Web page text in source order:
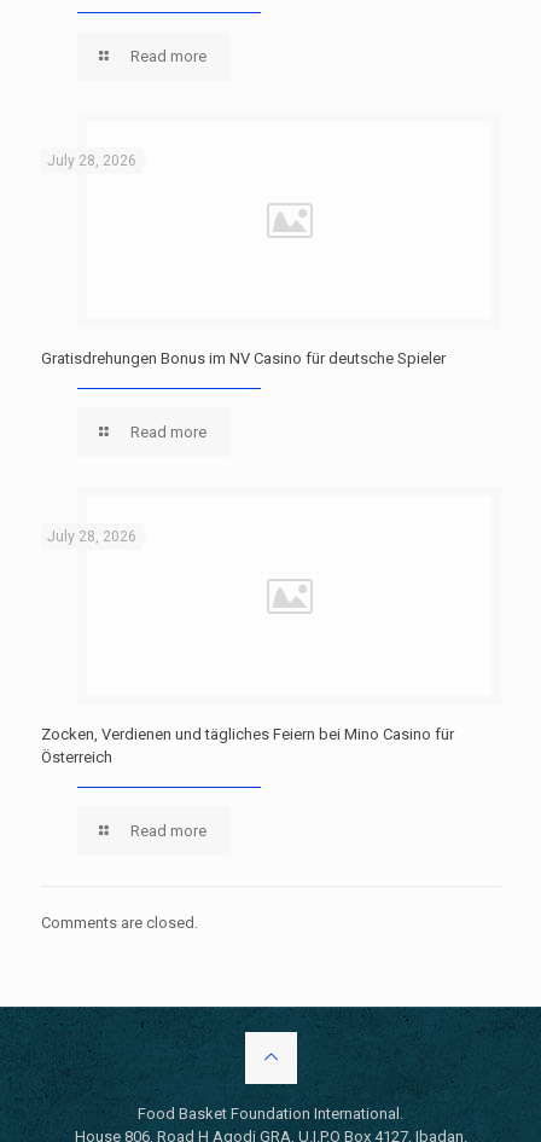
Read more
July 28, 2026
Gratisdrehungen Bonus im NV Casino für deutsche Spieler
Read more
July 28, 2026
Zocken, Verdienen und tägliches Feiern bei Mino Casino für
Österreich
Read more
Comments are closed.
Food Basket Foundation International.
House 806, Road H Agodi GRA, U.I.P.O Box 4127, Ibadan.